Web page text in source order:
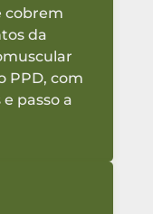
cobrem
da
PPD, com
passo a